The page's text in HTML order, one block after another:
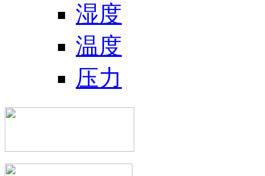
湿度
温度
压力